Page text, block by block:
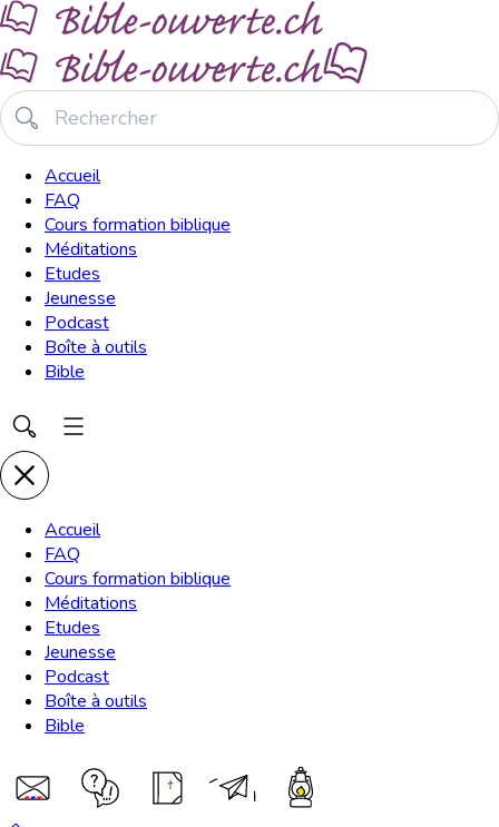
Accueil
FAQ
Cours formation biblique
Méditations
Etudes
Jeunesse
Podcast
Boîte à outils
Bible
Accueil
FAQ
Cours formation biblique
Méditations
Etudes
Jeunesse
Podcast
Boîte à outils
Bible